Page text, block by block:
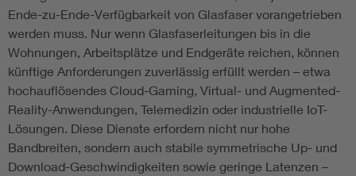
Ende-zu-Ende-Verfügbarkeit von Glasfaser vorangetrieben
werden muss. Nur wenn Glasfaserleitungen bis in die
Wohnungen, Arbeitsplätze und Endgeräte reichen, können
künftige Anforderungen zuverlässig erfüllt werden – etwa
hochauflösendes Cloud-Gaming, Virtual- und Augmented-
Reality-Anwendungen, Telemedizin oder industrielle IoT-
Lösungen. Diese Dienste erfordern nicht nur hohe
Bandbreiten, sondern auch stabile symmetrische Up- und
Download-Geschwindigkeiten sowie geringe Latenzen –